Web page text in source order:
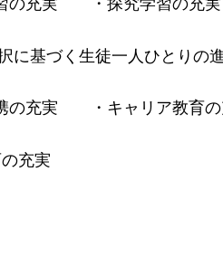
基づく生徒一人ひとりの
実 ・キャリア教育の
充実